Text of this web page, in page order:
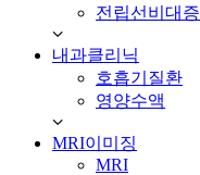
전립선비대증
내과클리닉
호흡기질환
영양수액
MRI이미징
MRI